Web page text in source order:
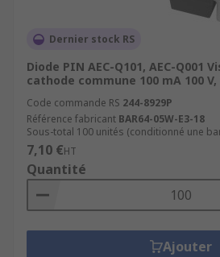
Dernier stock RS
Diode PIN AEC-Q101, AEC-Q001
cathode commune 100 mA 100 V,
Code commande RS 244-8929P
Référence fabricant BAR64-05W-E3-18
Sous-total 100 unités (conditionné une
7,10 €HT
Quantité
Ajouter